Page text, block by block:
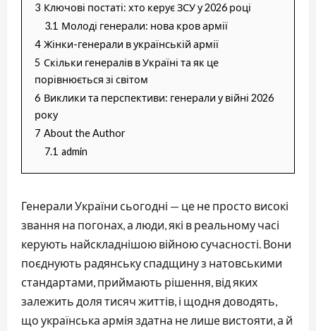
3 Ключові постаті: хто керує ЗСУ у 2026 році
3.1 Молоді генерали: нова кров армії
4 Жінки-генерали в українській армії
5 Скільки генералів в Україні та як це
порівнюється зі світом
6 Виклики та перспективи: генерали у війні 2026
року
7 About the Author
7.1 admin
Генерали України сьогодні — це не просто високі
звання на погонах, а люди, які в реальному часі
керують найскладнішою війною сучасності. Вони
поєднують радянську спадщину з натовськими
стандартами, приймають рішення, від яких
залежить доля тисяч життів, і щодня доводять,
що українська армія здатна не лише вистояти, а й